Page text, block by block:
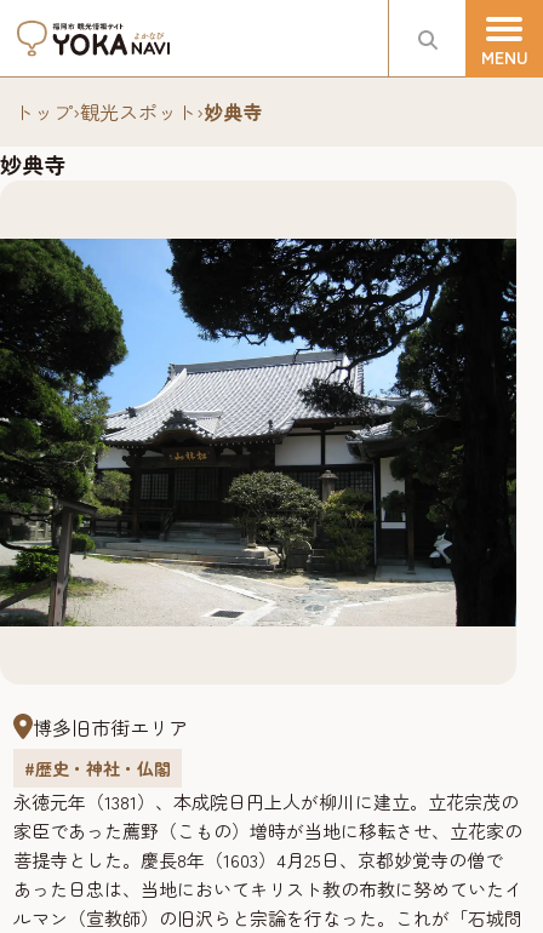
トップ›観光スポット›妙典寺
妙典寺
博多旧市街エリア
#歴史・神社・仏閣
永徳元年（1381）、本成院日円上人が柳川に建立。立花宗茂の
家臣であった薦野（こもの）増時が当地に移転させ、立花家の
菩提寺とした。慶長8年（1603）4月25日、京都妙覚寺の僧で
あった日忠は、当地においてキリスト教の布教に努めていたイ
ルマン（宣教師）の旧沢らと宗論を行なった。これが「石城問